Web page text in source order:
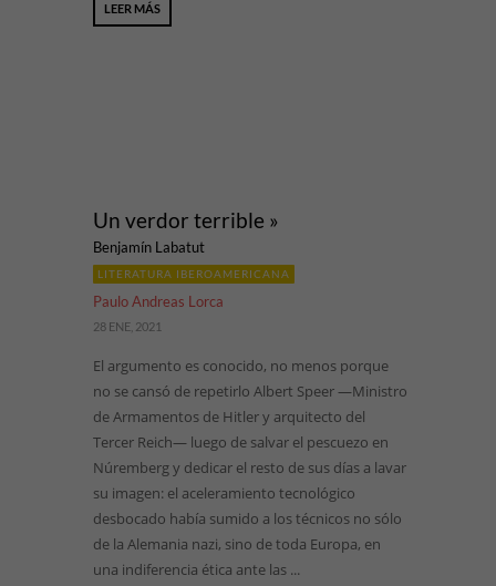
LEER MÁS
Un verdor terrible »
Benjamín Labatut
LITERATURA IBEROAMERICANA
Paulo Andreas Lorca
28 ENE, 2021
El argumento es conocido, no menos porque
no se cansó de repetirlo Albert Speer —Ministro
de Armamentos de Hitler y arquitecto del
Tercer Reich— luego de salvar el pescuezo en
Núremberg y dedicar el resto de sus días a lavar
su imagen: el aceleramiento tecnológico
desbocado había sumido a los técnicos no sólo
de la Alemania nazi, sino de toda Europa, en
una indiferencia ética ante las ...